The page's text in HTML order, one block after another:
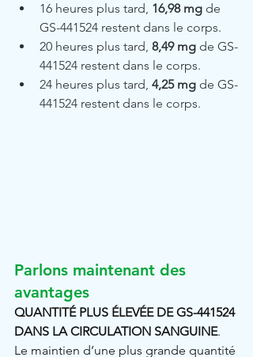
16 heures plus tard, 16,98 mg de
GS-441524 restent dans le corps.
20 heures plus tard, 8,49 mg de GS-
441524 restent dans le corps.
24 heures plus tard, 4,25 mg de GS-
441524 restent dans le corps.
Parlons maintenant des
avantages
QUANTITÉ PLUS ÉLEVÉE DE GS-441524
DANS LA CIRCULATION SANGUINE.
Le maintien d’une plus grande quantité